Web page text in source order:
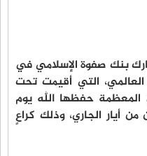
– 24 أيار 2026): شارك بنك صفوة الإسلامي في
العالمي، التي أقيمت تحت
المعظمة حفظها الله يوم
أيار الجاري، وذلك كراعٍ